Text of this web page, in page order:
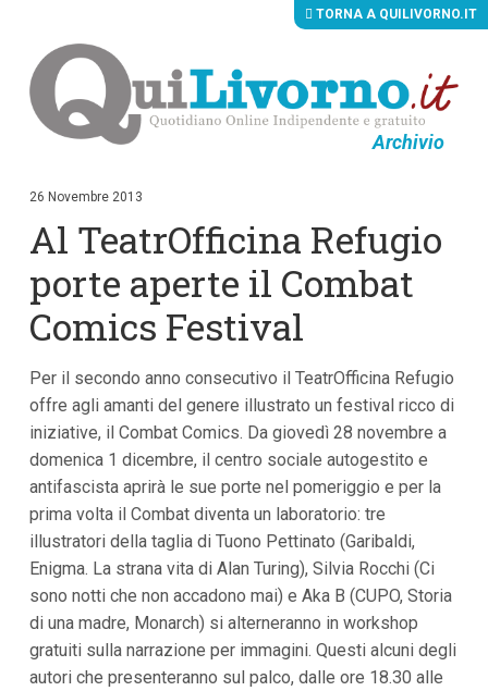
Archivio
i
c
n
t
e
n
t
p
r
n
c
p
a
l
i
V
a
a
l
TORNA A QUILIVORNO.IT
26 Novembre 2013
Al TeatrOfficina Refugio
porte aperte il Combat
Comics Festival
Per il secondo anno consecutivo il TeatrOfficina Refugio
offre agli amanti del genere illustrato un festival ricco di
iniziative, il Combat Comics. Da giovedì 28 novembre a
domenica 1 dicembre, il centro sociale autogestito e
antifascista aprirà le sue porte nel pomeriggio e per la
prima volta il Combat diventa un laboratorio: tre
illustratori della taglia di Tuono Pettinato (Garibaldi,
Enigma. La strana vita di Alan Turing), Silvia Rocchi (Ci
sono notti che non accadono mai) e Aka B (CUPO, Storia
di una madre, Monarch) si alterneranno in workshop
gratuiti sulla narrazione per immagini. Questi alcuni degli
autori che presenteranno sul palco, dalle ore 18.30 alle